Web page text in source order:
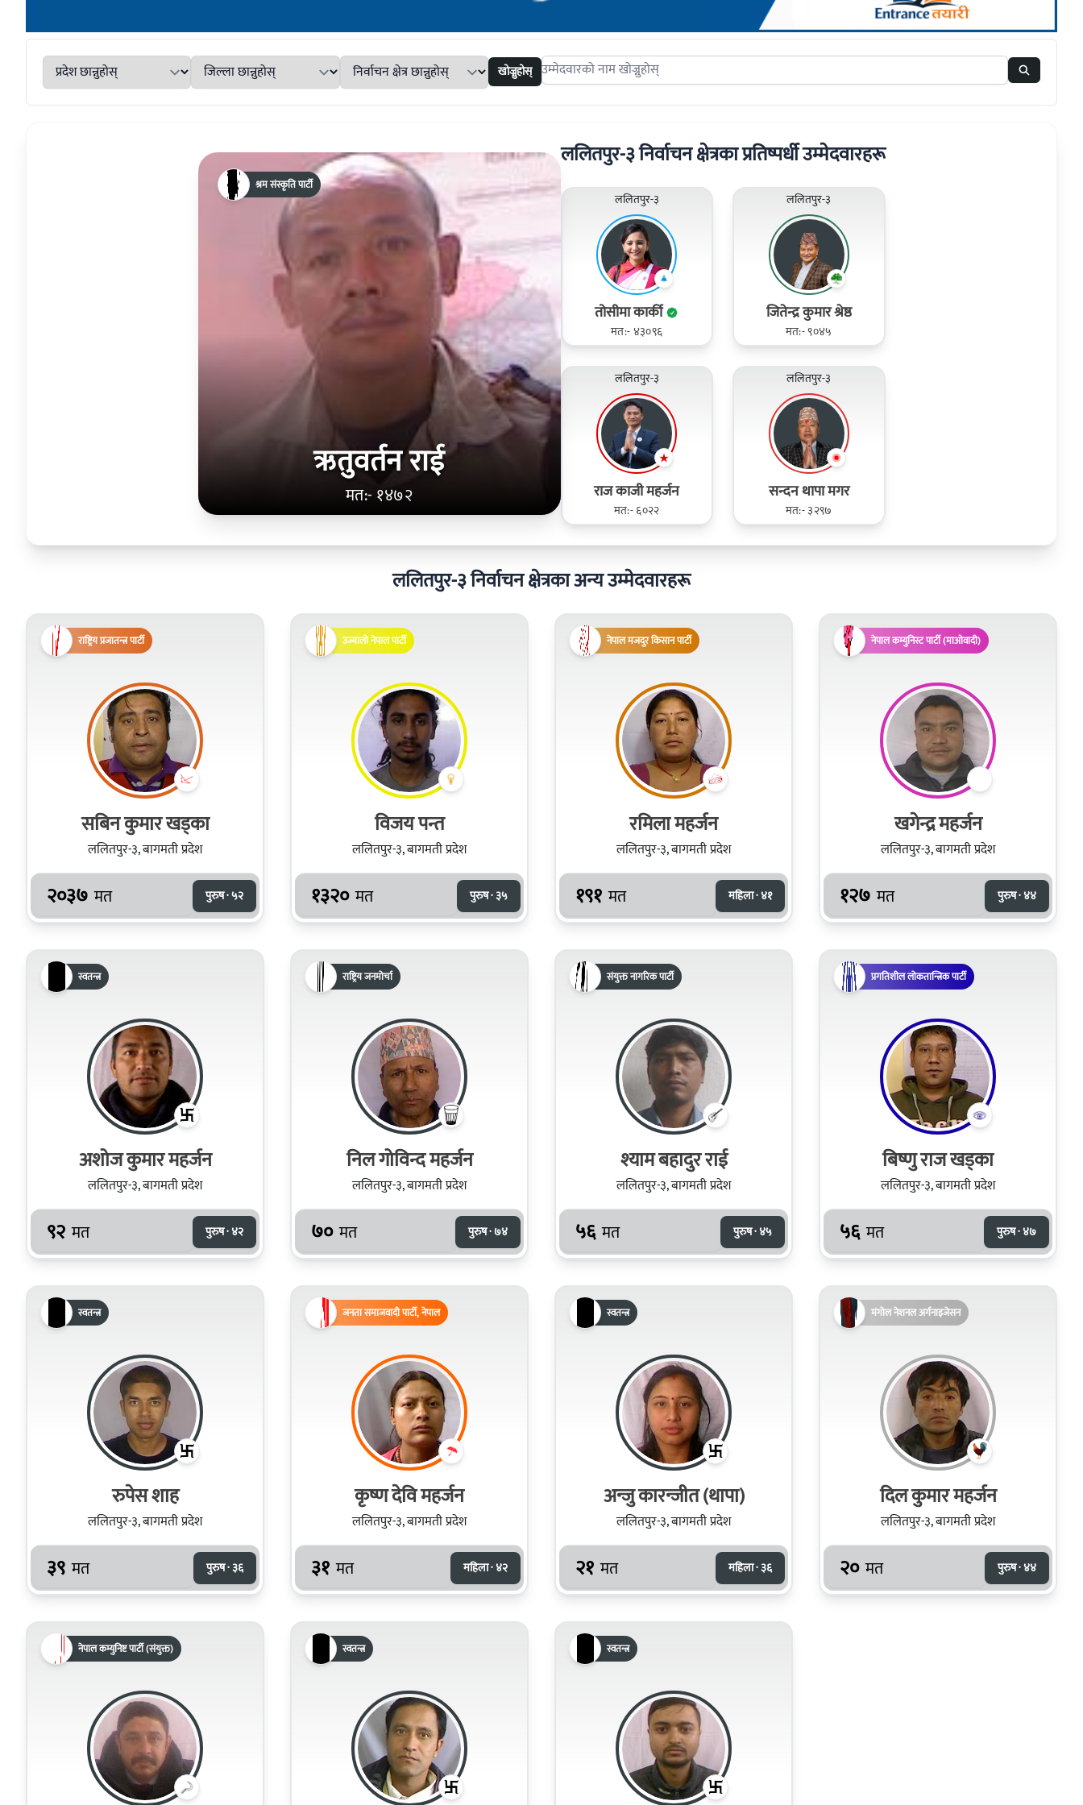
खोज्नुहोस् Search candidates
ऋतुवर्तन राई
मत:- १४७२
श्रम संस्कृति पार्टी
ललितपुर-३ निर्वाचन क्षेत्रका प्रतिष्पर्धी उम्मेदवारहरू
ललितपुर-३
तोसीमा कार्की
मत:- ४३०९६
ललितपुर-३
जितेन्द्र कुमार श्रेष्ठ
मत:- ९०४५
ललितपुर-३
राज काजी महर्जन
मत:- ६०२२
ललितपुर-३
सन्दन थापा मगर
मत:- ३२९७
ललितपुर-३ निर्वाचन क्षेत्रका अन्य उम्मेदवारहरू
राष्ट्रिय प्रजातन्त्र पार्टी
सबिन कुमार खड्का
ललितपुर-३, बागमती प्रदेश
२०३७ मत पुरुष · ५२
उज्यालो नेपाल पार्टी
विजय पन्त
ललितपुर-३, बागमती प्रदेश
१३२० मत पुरुष · ३५
नेपाल मजदुर किसान पार्टी
रमिला महर्जन
ललितपुर-३, बागमती प्रदेश
१९१ मत महिला · ४१
नेपाल कम्युनिस्ट पार्टी (माओवादी)
खगेन्द्र महर्जन
ललितपुर-३, बागमती प्रदेश
१२७ मत पुरुष · ४४
स्वतन्त्र
अशोज कुमार महर्जन
ललितपुर-३, बागमती प्रदेश
९२ मत पुरुष · ४२
राष्ट्रिय जनमोर्चा
निल गोविन्द महर्जन
ललितपुर-३, बागमती प्रदेश
७० मत पुरुष · ७४
संयुक्त नागरिक पार्टी
श्याम बहादुर राई
ललितपुर-३, बागमती प्रदेश
५६ मत पुरुष · ४५
प्रगतिशील लोकतान्त्रिक पार्टी
बिष्णु राज खड्का
ललितपुर-३, बागमती प्रदेश
५६ मत पुरुष · ४७
स्वतन्त्र
रुपेस शाह
ललितपुर-३, बागमती प्रदेश
३९ मत पुरुष · ३६
जनता समाजवादी पार्टी, नेपाल
कृष्ण देवि महर्जन
ललितपुर-३, बागमती प्रदेश
३१ मत महिला · ४२
स्वतन्त्र
अन्जु कारन्जीत (थापा)
ललितपुर-३, बागमती प्रदेश
२१ मत महिला · ३६
मंगोल नेशनल अर्गनाइजेसन
दिल कुमार महर्जन
ललितपुर-३, बागमती प्रदेश
२० मत पुरुष · ४४
नेपाल कम्युनिष्ट पार्टी (संयुक्त) स्वतन्त्र स्वतन्त्र